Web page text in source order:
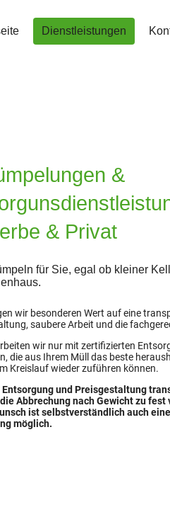
Dienstleistungen
&
& Privat
für Sie, egal ob kleiner
wir besonderen Wert auf eine
saubere Arbeit und die
wir nur mit zertifizierten
die aus Ihrem Müll das beste
Kreislauf wieder zuführen können.
Entsorgung und Preisgestaltung
Abbrechung nach Gewicht zu
ist selbstverständlich auch
möglich.